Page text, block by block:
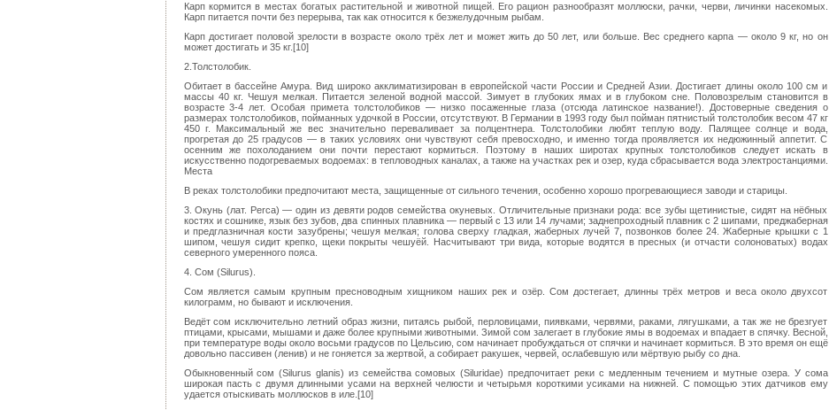
Карп кормится в местах богатых растительной и животной пищей. Его рацион разнообразят моллюски, рачки, черви, личинки насекомых.
Карп питается почти без перерыва, так как относится к безжелудочным рыбам.
Карп достигает половой зрелости в возрасте около трёх лет и может жить до 50 лет, или больше. Вес среднего карпа — около 9 кг, но он
может достигать и 35 кг.[10]
2.Толстолобик.
Обитает в бассейне Амура. Вид широко акклиматизирован в европейской части России и Средней Азии. Достигает длины около 100 см и
массы 40 кг. Чешуя мелкая. Питается зеленой водной массой. Зимует в глубоких ямах и в глубоком сне. Половозрелым становится в
возрасте 3-4 лет. Особая примета толстолобиков — низко посаженные глаза (отсюда латинское название!). Достоверные сведения о
размерах толстолобиков, пойманных удочкой в России, отсутствуют. В Германии в 1993 году был пойман пятнистый толстолобик весом 47 кг
450 г. Максимальный же вес значительно переваливает за полцентнера. Толстолобики любят теплую воду. Палящее солнце и вода,
прогретая до 25 градусов — в таких условиях они чувствуют себя превосходно, и именно тогда проявляется их недюжинный аппетит. С
осенним же похолоданием они почти перестают кормиться. Поэтому в наших широтах крупных толстолобиков следует искать в
искусственно подогреваемых водоемах: в тепловодных каналах, а также на участках рек и озер, куда сбрасывается вода электростанциями.
Места
В реках толстолобики предпочитают места, защищенные от сильного течения, особенно хорошо прогревающиеся заводи и старицы.
3. Окунь (лат. Perca) — один из девяти родов семейства окуневых. Отличительные признаки рода: все зубы щетинистые, сидят на нёбных
костях и сошнике, язык без зубов, два спинных плавника — первый с 13 или 14 лучами; заднепроходный плавник с 2 шипами, преджаберная
и предглазничная кости зазубрены; чешуя мелкая; голова сверху гладкая, жаберных лучей 7, позвонков более 24. Жаберные крышки с 1
шипом, чешуя сидит крепко, щеки покрыты чешуёй. Насчитывают три вида, которые водятся в пресных (и отчасти солоноватых) водах
северного умеренного пояса.
4. Сом (Silurus).
Сом является самым крупным пресноводным хищником наших рек и озёр. Сом достегает, длинны трёх метров и веса около двухсот
килограмм, но бывают и исключения.
Ведёт сом исключительно летний образ жизни, питаясь рыбой, перловицами, пиявками, червями, раками, лягушками, а так же не брезгует
птицами, крысами, мышами и даже более крупными животными. Зимой сом залегает в глубокие ямы в водоемах и впадает в спячку. Весной,
при температуре воды около восьми градусов по Цельсию, сом начинает пробуждаться от спячки и начинает кормиться. В это время он ещё
довольно пассивен (ленив) и не гоняется за жертвой, а собирает ракушек, червей, ослабевшую или мёртвую рыбу со дна.
Обыкновенный сом (Silurus glanis) из семейства сомовых (Siluridae) предпочитает реки с медленным течением и мутные озера. У сома
широкая пасть с двумя длинными усами на верхней челюсти и четырьмя короткими усиками на нижней. С помощью этих датчиков ему
удается отыскивать моллюсков в иле.[10]